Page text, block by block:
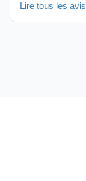
Lire tous les avis